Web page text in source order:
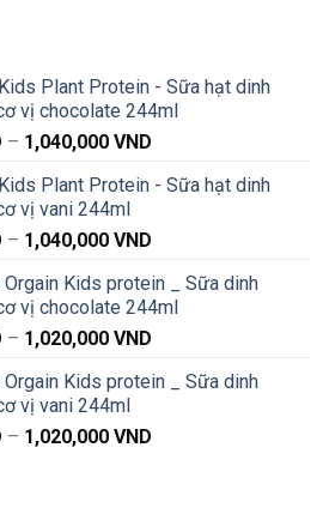
Plant Protein - Sữa hạt dinh
vị chocolate 244ml
– 1,040,000 VND
từ
Plant Protein - Sữa hạt dinh
vị vani 244ml
– 1,040,000 VND
từ
91,000 VND
Kids protein _ Sữa dinh
vị chocolate 244ml
– 1,020,000 VND
từ
Kids protein _ Sữa dinh
vị vani 244ml
– 1,020,000 VND